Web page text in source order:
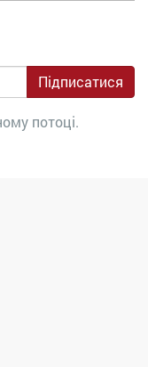
Підписатися
потоці.